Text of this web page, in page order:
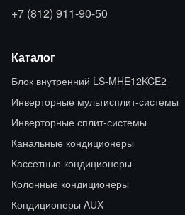
+7 (812) 911-90-50
Каталог
Блок внутренний LS-MHE12KCE2
Инверторные мультисплит-системы
Инверторные сплит-системы
Канальные кондиционеры
Кассетные кондиционеры
Колонные кондиционеры
Кондиционеры AUX